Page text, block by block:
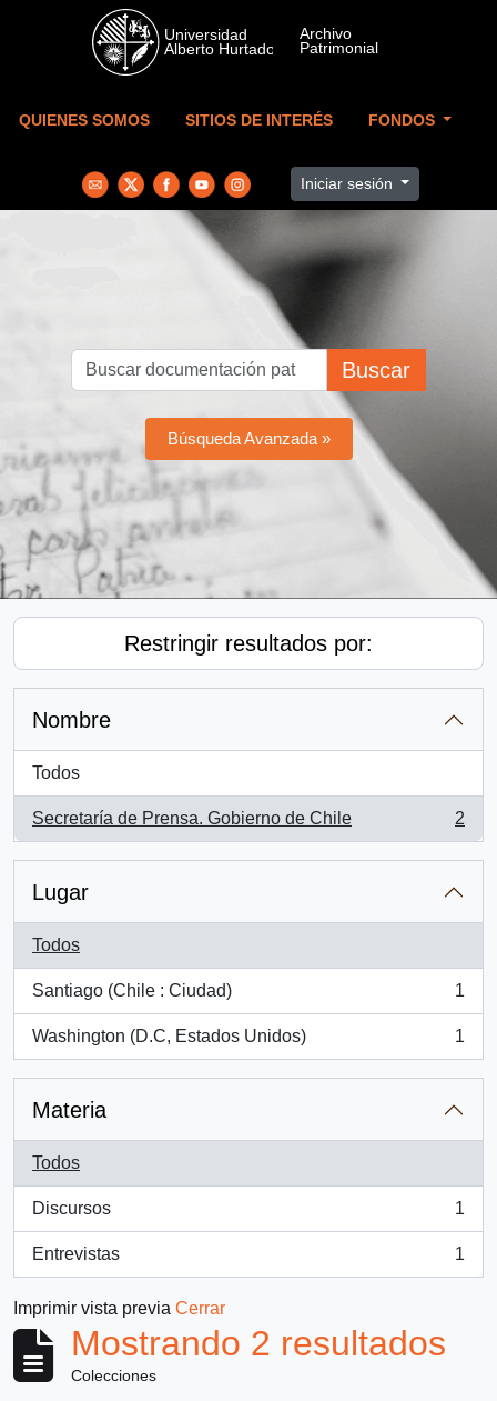
Skip to main content
QUIENES SOMOS SITIOS DE INTERÉS FONDOS
Iniciar sesión
Buscar
Búsqueda Avanzada »
Restringir resultados por:
Nombre
Todos
Secretaría de Prensa. Gobierno de Chile
, 2 resultados
2
Lugar
Todos
Santiago (Chile : Ciudad)
, 1 resultados
1
Washington (D.C, Estados Unidos)
, 1 resultados
1
Materia
Todos
Discursos
, 1 resultados
1
Entrevistas
, 1 resultados
1
Imprimir vista previa Cerrar
Mostrando 2 resultados
Colecciones